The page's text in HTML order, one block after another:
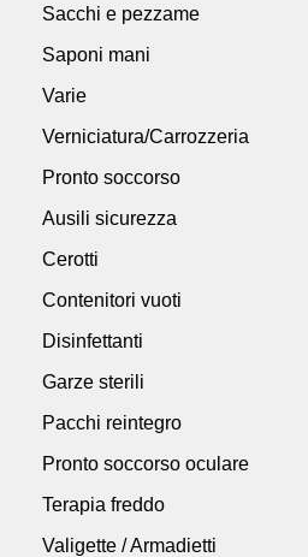
Sacchi e pezzame
Saponi mani
Varie
Verniciatura/Carrozzeria
Pronto soccorso
Ausili sicurezza
Cerotti
Contenitori vuoti
Disinfettanti
Garze sterili
Pacchi reintegro
Pronto soccorso oculare
Terapia freddo
Valigette / Armadietti